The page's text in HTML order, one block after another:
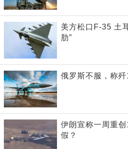
美方松口F-35 土
肋”
俄罗斯不服，称歼
伊朗宣称一周重
假？